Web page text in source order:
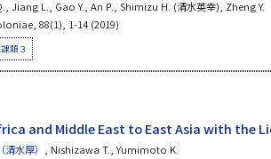
Jiang L., Gao Y., An P., Shimizu H. (清水英幸), Zheng Y.
88(1), 1-14 (2019)
題３
and Middle East to East Asia with the
水厚）
, Nishizawa T., Yumimoto K.